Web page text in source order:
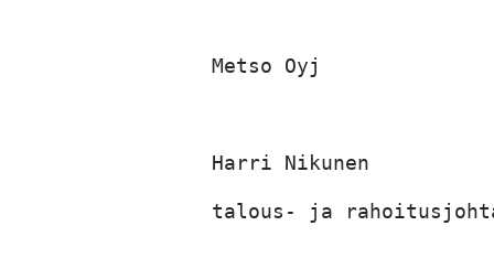
Metso Oyj
Harri Nikunen
talous- ja